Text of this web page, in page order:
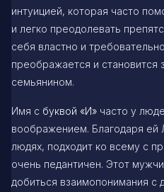
интуицией, которая часто
и легко преодолевать
себя властно и
преображается и
семьянином.
Имя с буквой «И» часто у
воображением. Благодаря ей
людях, подходит ко всему с
очень педантичен. Этот
добиться взаимопонимания с